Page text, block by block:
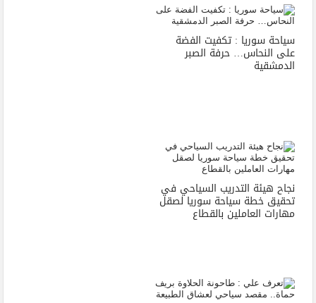
سياحة سوريا : تكفيت الفضة
على النحاس… حرفة الصبر
الدمشقية
نجاح هيئة التدريب السياحي في
تحقيق خطة سياحة سوريا لصقل
مهارات العاملين بالقطاع